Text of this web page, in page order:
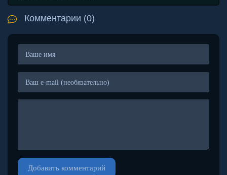
Комментарии (0)
Добавить комментарий